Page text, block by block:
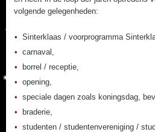
volgende gelegenheden:
Sinterklaas / voorprogramma
carnaval,
borrel / receptie,
opening,
speciale dagen zoals koningsdag,
braderie,
studenten / studentenvereniging /